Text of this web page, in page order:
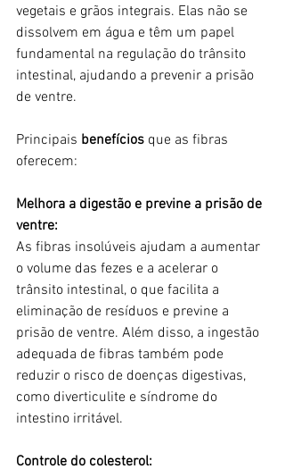
vegetais e grãos integrais. Elas não se
dissolvem em água e têm um papel
fundamental na regulação do trânsito
intestinal, ajudando a prevenir a prisão
de ventre.
Principais benefícios que as fibras
oferecem:
Melhora a digestão e previne a prisão de
ventre:
As fibras insolúveis ajudam a aumentar
o volume das fezes e a acelerar o
trânsito intestinal, o que facilita a
eliminação de resíduos e previne a
prisão de ventre. Além disso, a ingestão
adequada de fibras também pode
reduzir o risco de doenças digestivas,
como diverticulite e síndrome do
intestino irritável.
Controle do colesterol: